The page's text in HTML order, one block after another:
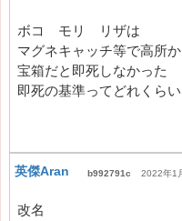
ボコ モリ リザは
マグネキャッチ等で高所
宝箱だと即死しなかった
即死の基準ってどれくらい
英傑Aran b992791c 2022年1
改名